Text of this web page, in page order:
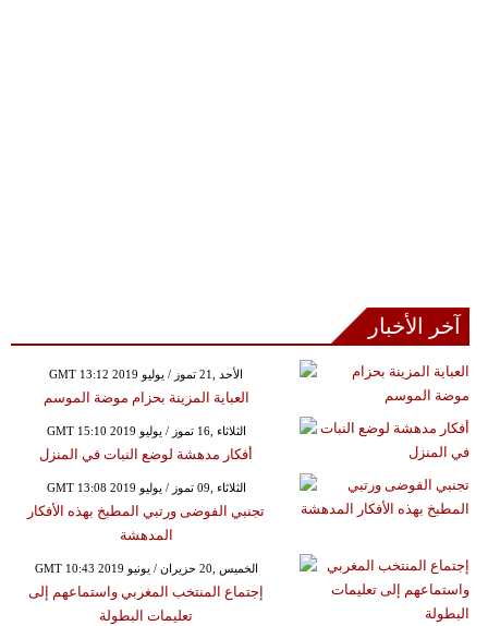
آخر الأخبار
GMT 13:12 2019 الأحد ,21 تموز / يوليو
العباية المزينة بحزام موضة الموسم
GMT 15:10 2019 الثلاثاء ,16 تموز / يوليو
أفكار مدهشة لوضع النبات في المنزل
GMT 13:08 2019 الثلاثاء ,09 تموز / يوليو
تجنبي الفوضى ورتبي المطبخ بهذه الأفكار
المدهشة
GMT 10:43 2019 الخميس ,20 حزيران / يونيو
إجتماع المنتخب المغربي واستماعهم إلى
تعليمات البطولة